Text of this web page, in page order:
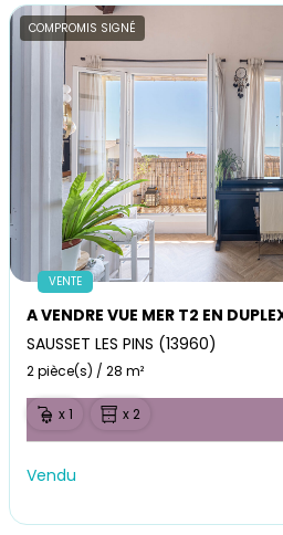
COMPROMIS SIGNÉ
VENTE
SAUSSET LES PINS (13960)
2 pièce(s) / 28 m²
x 1 x 2
Vendu